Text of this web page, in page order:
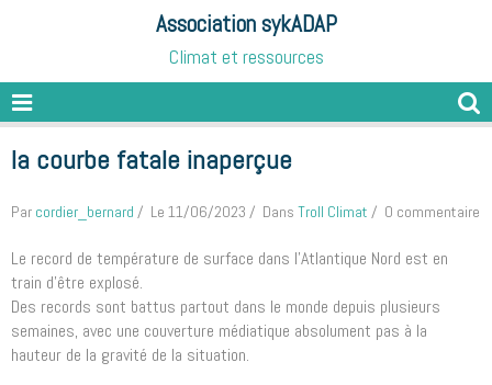
Association sykADAP
Climat et ressources
la courbe fatale inaperçue
Par cordier_bernard Le 11/06/2023 Dans Troll Climat 0 commentaire
Le record de température de surface dans l'Atlantique Nord est en
train d'être explosé.
Des records sont battus partout dans le monde depuis plusieurs
semaines, avec une couverture médiatique absolument pas à la
hauteur de la gravité de la situation.